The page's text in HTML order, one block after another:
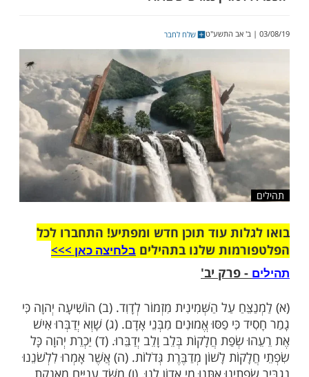
צרופה בפיהם ככסף, שיגדלו בקדושה ולא
שלח לחבר
עוד תוכן חדש ומפתיע! התחברו לכל
שלנו בתהיליםבלחיצה כאן >>>​